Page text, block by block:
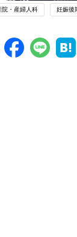
院・産婦人科 妊娠後